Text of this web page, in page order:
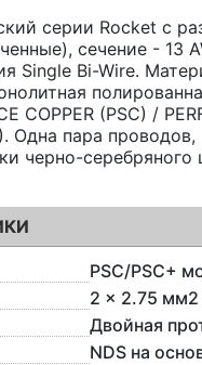
серии Rocket с
сечение - 13
Single Bi-Wire.
COPPER (PSC) /
Одна пара проводов,
черно-серебряного
PSC/PSC+
2 x 2.75 мм2
Двойная
NDS на